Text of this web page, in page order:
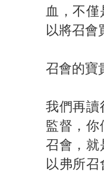
血，不
以將召會
召會的寶
我們再讀
監督，你
召會，就
以弗所